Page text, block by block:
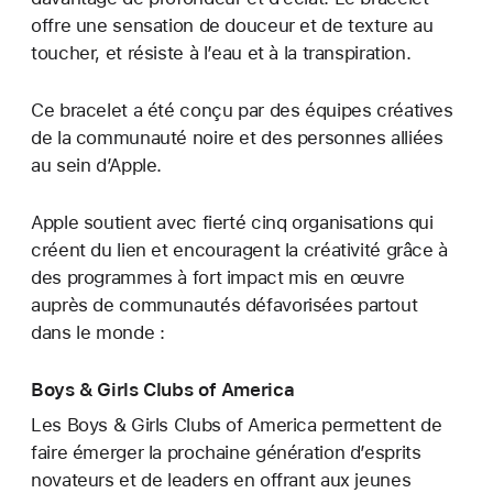
offre une sensation de douceur et de texture au
toucher, et résiste à l’eau et à la transpiration.
Ce bracelet a été conçu par des équipes créatives
de la communauté noire et des personnes alliées
au sein d’Apple.
Apple soutient avec fierté cinq organisations qui
créent du lien et encouragent la créativité grâce à
des programmes à fort impact mis en œuvre
auprès de communautés défavorisées partout
dans le monde :
Boys & Girls Clubs of America
Les Boys & Girls Clubs of America permettent de
faire émerger la prochaine génération d’esprits
novateurs et de leaders en offrant aux jeunes